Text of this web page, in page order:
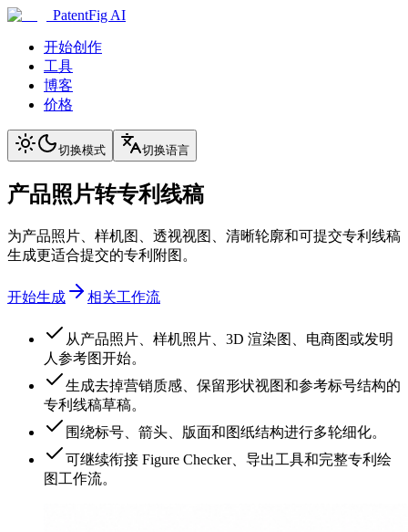
PatentFig AI
开始创作
工具
博客
价格
切换模式 切换语言
产品照片转专利线稿
为产品照片、样机图、透视视图、清晰轮廓和可提交专利线稿
生成更适合提交的专利附图。
开始生成 相关工作流
从产品照片、样机照片、3D 渲染图、电商图或发明
人参考图开始。
生成去掉营销质感、保留形状视图和参考标号结构的
专利线稿草稿。
围绕标号、箭头、版面和图纸结构进行多轮细化。
可继续衔接 Figure Checker、导出工具和完整专利绘
图工作流。